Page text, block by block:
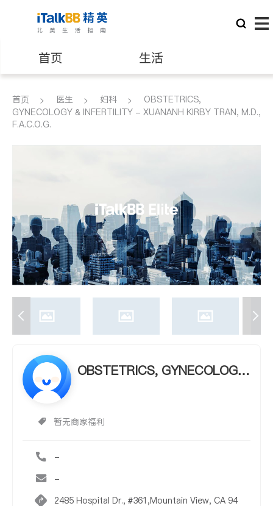
首页 生活
医生 律师
养老 非盈利组织
首页 医生 妇科
OBSTETRICS,
GYNECOLOGY & INFERTILITY - XUANANH KIRBY TRAN, M.D.,
F.A.C.O.G.
OBSTETRICS, GYNECOLOGY
暂无商家福利
-
-
2485 Hospital Dr., #361,Mountain View, CA 94